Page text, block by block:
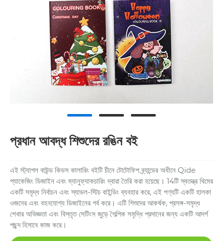
প্রধান আবদ্ধ শিশুদের রঙিন বই
এই স্ট্যাপল বাউন্ড কিডস কালারিং বইটি চীনে টোটোফিশ ব্র্যান্ডের অধীনে Qide
প্যাকেজিং ডিজাইন এবং ম্যানুফ্যাকচারিং দ্বারা তৈরি করা হয়েছে। 14টি স্বতন্ত্র থিমের
একটি সমৃদ্ধ নির্বাচন এবং স্যাডল-স্টিচ বাইন্ডিং ব্যবহার করে, এই পণ্যটি একটি হালকা
ওজনের এবং বহনযোগ্য ডিজাইনের গর্ব করে। এটি শিশুদের আকর্ষক, প্রসঙ্গ-সমৃদ্ধ
শেখার অভিজ্ঞতা এবং বিস্তৃত সেটিংস জুড়ে শৈল্পিক সমৃদ্ধি প্রদানের জন্য একটি আদর্শ
পছন্দ হিসাবে কাজ করে।